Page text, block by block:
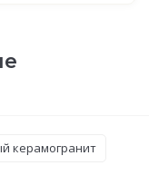
керамогранит